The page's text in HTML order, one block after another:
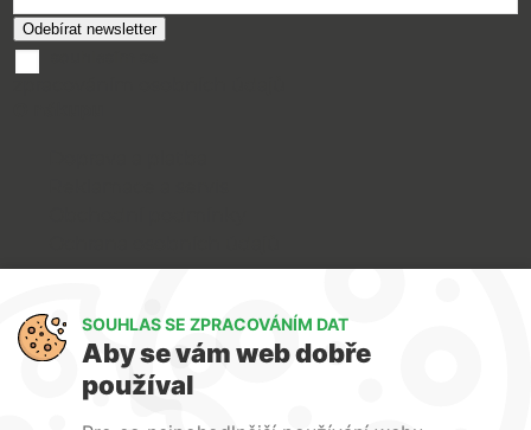
O nás
SOUHLAS SE ZPRACOVÁNÍM DAT
Aby se vám web dobře
používal